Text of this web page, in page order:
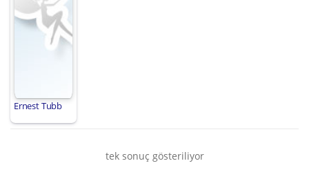
Ernest Tubb
tek sonuç gösteriliyor